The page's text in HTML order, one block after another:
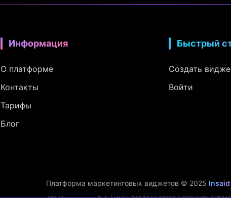
Информация
О платформе
Контакты
Тарифы
Блог
Быстрый
Создать
Войти
Платформа маркетинговых виджетов © 2025